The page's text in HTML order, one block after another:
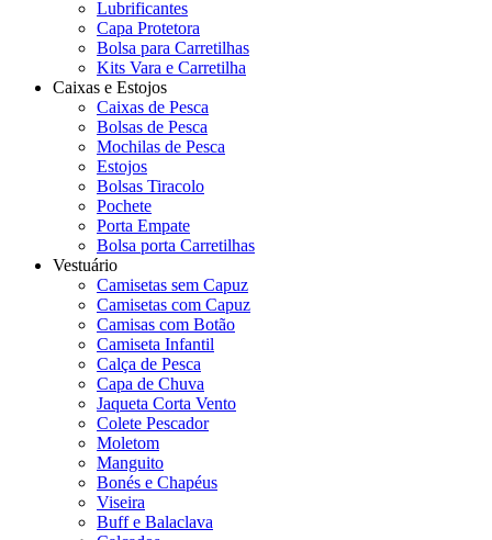
Lubrificantes
Capa Protetora
Bolsa para Carretilhas
Kits Vara e Carretilha
Caixas e Estojos
Caixas de Pesca
Bolsas de Pesca
Mochilas de Pesca
Estojos
Bolsas Tiracolo
Pochete
Porta Empate
Bolsa porta Carretilhas
Vestuário
Camisetas sem Capuz
Camisetas com Capuz
Camisas com Botão
Camiseta Infantil
Calça de Pesca
Capa de Chuva
Jaqueta Corta Vento
Colete Pescador
Moletom
Manguito
Bonés e Chapéus
Viseira
Buff e Balaclava